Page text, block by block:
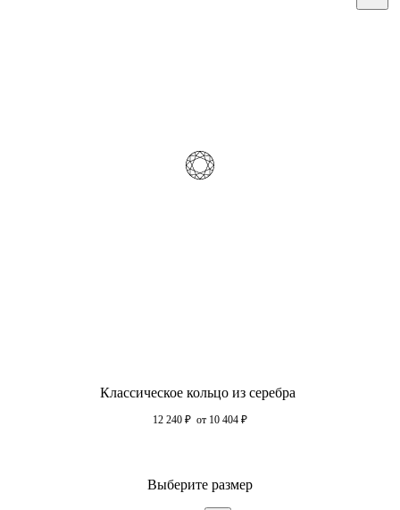
Классическое кольцо из серебра
12 240 ₽ от 10 404 ₽
Выберите размер